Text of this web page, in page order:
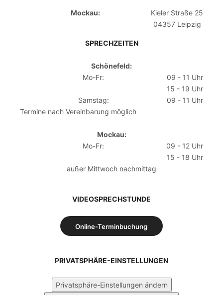
Mockau:
Kieler Straße 25
04357 Leipzig
SPRECHZEITEN
Schönefeld:
Mo-Fr:
09 - 11 Uhr
15 - 19 Uhr
Samstag:
09 - 11 Uhr
Termine nach Vereinbarung möglich
Mockau:
Mo-Fr:
09 - 12 Uhr
15 - 18 Uhr
außer Mittwoch nachmittag
VIDEOSPRECHSTUNDE
Online-Terminbuchung
PRIVATSPHÄRE-EINSTELLUNGEN
Privatsphäre-Einstellungen ändern